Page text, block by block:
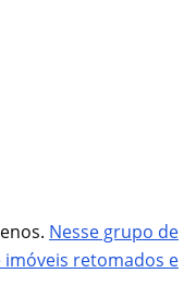
Nesse grupo de
imóveis retomados e